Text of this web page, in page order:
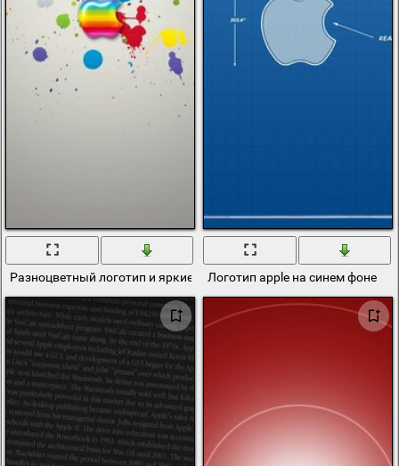
Разноцветный логотип и яркие брызги appleЛоготип apple на синем фоне